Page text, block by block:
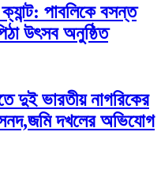
ক্যান্ট: পাবলিকে বসন্ত
উৎসব অনুষ্ঠিত
দুই ভারতীয় নাগরিকের
দখলের অভিযোগ